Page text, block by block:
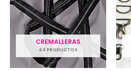
CREMALLERAS
64 PRODUCTOS